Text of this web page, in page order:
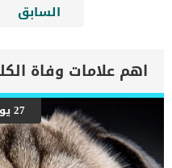
السابق
27 يوليو 2023